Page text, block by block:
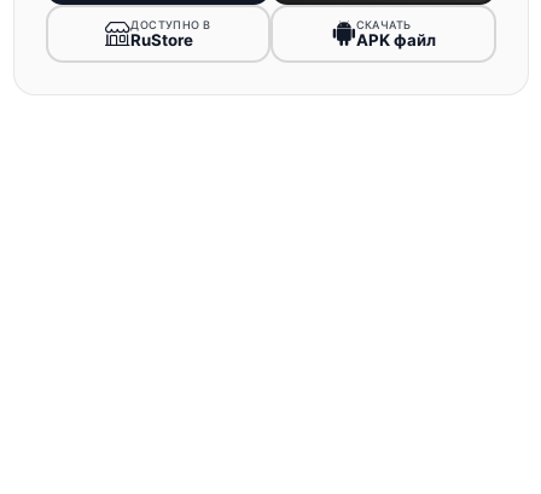
ДОСТУПНО В
RuStore
СКАЧАТЬ
APK файл